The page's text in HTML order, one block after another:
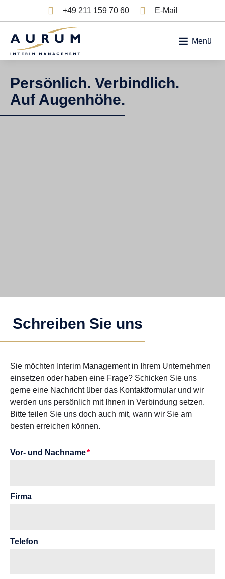
Zum Inhalt springen
 +49 211 159 70 60  E-Mail
Menü
Persönlich. Verbindlich.
Auf Augenhöhe.
Schreiben Sie uns
Sie möchten Interim Management in Ihrem Unternehmen
einsetzen oder haben eine Frage? Schicken Sie uns
gerne eine Nachricht über das Kontaktformular und wir
werden uns persönlich mit Ihnen in Verbindung setzen.
Bitte teilen Sie uns doch auch mit, wann wir Sie am
besten erreichen können.
Vor- und Nachname
Firma
Telefon